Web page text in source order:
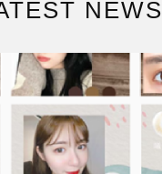
NEWS